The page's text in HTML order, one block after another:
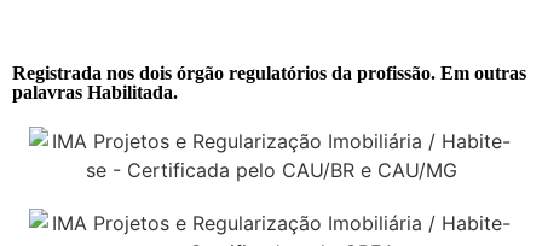
Registrada nos dois órgão regulatórios da profissão. Em outras
palavras Habilitada.